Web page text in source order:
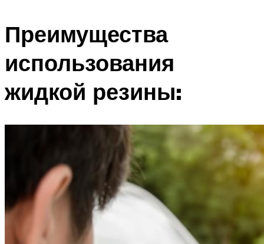
Преимущества
использования
жидкой резины: